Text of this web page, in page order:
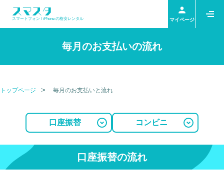
スマートフォン / iPhone の格安レンタル マイページ
毎月のお支払いの流れ
トップページ 毎月のお支払いと流れ
口座振替 コンビニ
口座振替の流れ